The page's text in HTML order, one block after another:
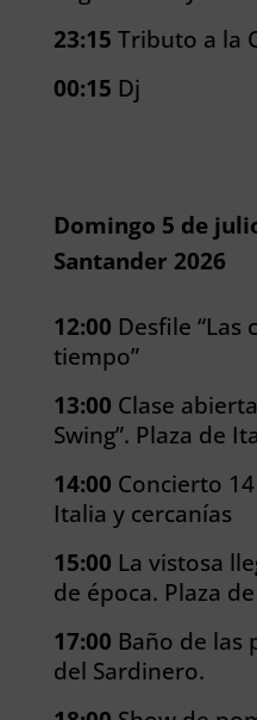
23:15 Tributo a la
00:15 Dj
Domingo 5 de
Santander 2026
12:00 Desfile “Las
tiempo”
13:00 Clase
Swing”. Plaza de
14:00 Concierto
Italia y cercanías
15:00 La vistosa
de época. Plaza
17:00 Baño de las
del Sardinero.